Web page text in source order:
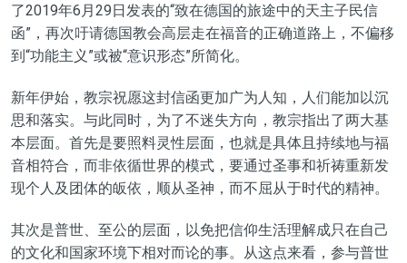
了2019年6月29日发表的“致在德国的旅途中的天主子民信
函”，再次吁请德国教会高层走在福音的正确道路上，不偏移
到“功能主义”或被“意识形态”所简化。
新年伊始，教宗祝愿这封信函更加广为人知，人们能加以沉
思和落实。与此同时，为了不迷失方向，教宗指出了两大基
本层面。首先是要照料灵性层面，也就是具体且持续地与福
音相符合，而非依循世界的模式，要通过圣事和祈祷重新发
现个人及团体的皈依，顺从圣神，而不屈从于时代的精神。
其次是普世、至公的层面，以免把信仰生活理解成只在自己
的文化和国家环境下相对而论的事。从这点来看，参与普世